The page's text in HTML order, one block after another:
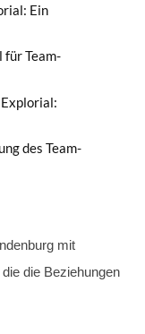
Ein
für Team-
des Team-
mit
die Beziehungen